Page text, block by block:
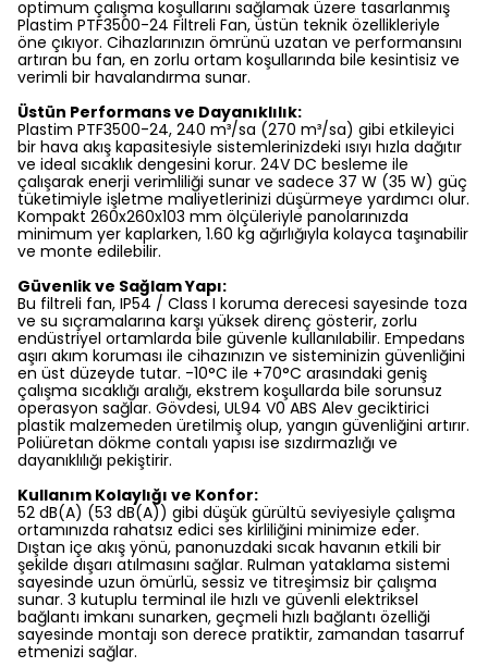
optimum çalışma koşullarını sağlamak üzere tasarlanmış
Plastim PTF3500-24 Filtreli Fan, üstün teknik özellikleriyle
öne çıkıyor. Cihazlarınızın ömrünü uzatan ve performansını
artıran bu fan, en zorlu ortam koşullarında bile kesintisiz ve
verimli bir havalandırma sunar.
Üstün Performans ve Dayanıklılık:
Plastim PTF3500-24, 240 m³/sa (270 m³/sa) gibi etkileyici
bir hava akış kapasitesiyle sistemlerinizdeki ısıyı hızla dağıtır
ve ideal sıcaklık dengesini korur. 24V DC besleme ile
çalışarak enerji verimliliği sunar ve sadece 37 W (35 W) güç
tüketimiyle işletme maliyetlerinizi düşürmeye yardımcı olur.
Kompakt 260x260x103 mm ölçüleriyle panolarınızda
minimum yer kaplarken, 1.60 kg ağırlığıyla kolayca taşınabilir
ve monte edilebilir.
Güvenlik ve Sağlam Yapı:
Bu filtreli fan, IP54 / Class I koruma derecesi sayesinde toza
ve su sıçramalarına karşı yüksek direnç gösterir, zorlu
endüstriyel ortamlarda bile güvenle kullanılabilir. Empedans
aşırı akım koruması ile cihazınızın ve sisteminizin güvenliğini
en üst düzeyde tutar. -10°C ile +70°C arasındaki geniş
çalışma sıcaklığı aralığı, ekstrem koşullarda bile sorunsuz
operasyon sağlar. Gövdesi, UL94 V0 ABS Alev geciktirici
plastik malzemeden üretilmiş olup, yangın güvenliğini artırır.
Poliüretan dökme contalı yapısı ise sızdırmazlığı ve
dayanıklılığı pekiştirir.
Kullanım Kolaylığı ve Konfor:
52 dB(A) (53 dB(A)) gibi düşük gürültü seviyesiyle çalışma
ortamınızda rahatsız edici ses kirliliğini minimize eder.
Dıştan içe akış yönü, panonuzdaki sıcak havanın etkili bir
şekilde dışarı atılmasını sağlar. Rulman yataklama sistemi
sayesinde uzun ömürlü, sessiz ve titreşimsiz bir çalışma
sunar. 3 kutuplu terminal ile hızlı ve güvenli elektriksel
bağlantı imkanı sunarken, geçmeli hızlı bağlantı özelliği
sayesinde montajı son derece pratiktir, zamandan tasarruf
etmenizi sağlar.